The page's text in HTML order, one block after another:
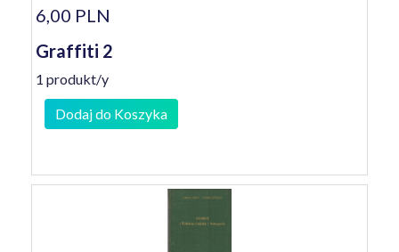
6,00 PLN
Graffiti 2
1 produkt/y
Dodaj do Koszyka